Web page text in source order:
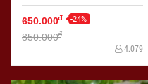
650.000đ -24%
850.000đ
4.079